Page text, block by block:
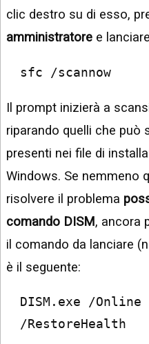
clic destro su di esso,
amministratore e
sfc /scannow
Il prompt inizierà a
riparando quelli che può
presenti nei file di
Windows. Se nemmeno
risolvere il problema
comando DISM, ancora
il comando da lanciare
è il seguente:
DISM.exe /Online
/RestoreHealth